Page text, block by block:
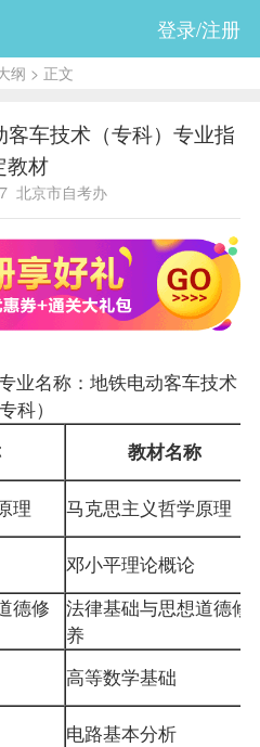
登录/注册
纲 > 正文
车技术（专科）专业指
教材
北京市自考办
名称：地铁电动客车技术
专科）
教材名称
理 马克思主义哲学原理
邓小平理论概论
德修
法律基础与思想道德修
养
高等数学基础
电路基本分析